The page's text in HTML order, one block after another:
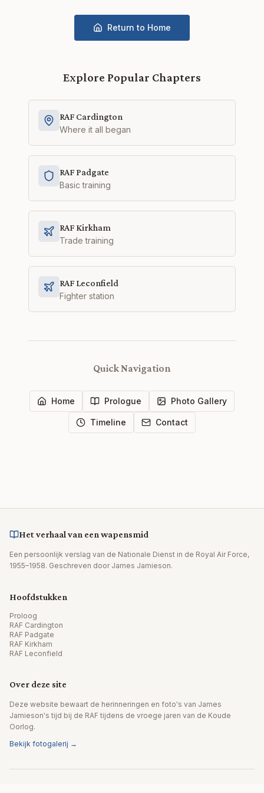
Return to Home
Explore Popular Chapters
RAF Cardington
Where it all began
RAF Padgate
Basic training
RAF Kirkham
Trade training
RAF Leconfield
Fighter station
Quick Navigation
Home Prologue Photo Gallery
Timeline Contact
Het verhaal van een wapensmid
Een persoonlijk verslag van de Nationale Dienst in de Royal Air Force,
1955–1958. Geschreven door James Jamieson.
Hoofdstukken
Proloog
RAF Cardington
RAF Padgate
RAF Kirkham
RAF Leconfield
Over deze site
Deze website bewaart de herinneringen en foto's van James
Jamieson's tijd bij de RAF tijdens de vroege jaren van de Koude
Oorlog.
Bekijk fotogalerij →